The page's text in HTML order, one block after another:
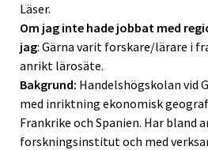
Läser.
Om jag inte hade jobbat med
jag: Gärna varit forskare/lärare i
anrikt lärosäte.
Bakgrund: Handelshögskolan vid
med inriktning ekonomisk
Frankrike och Spanien. Har bland
forskningsinstitut och med